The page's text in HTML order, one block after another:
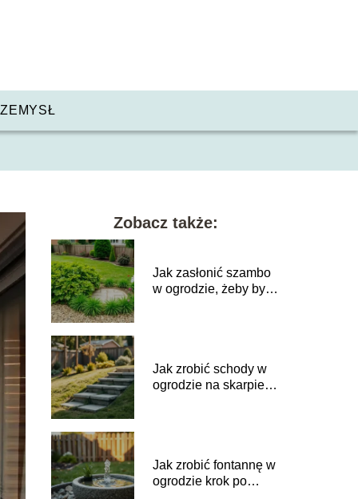
Zobacz także:
Jak zasłonić szambo
w ogrodzie, żeby było
Jak zrobić schody w
ogrodzie na skarpie?
Jak zrobić fontannę w
ogrodzie krok po